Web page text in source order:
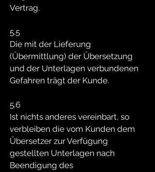
Vertrag.
5.5
Die mit der Lieferung
(Übermittlung) der Übersetzung
und der Unterlagen verbundenen
Gefahren trägt der Kunde.
5.6
Ist nichts anderes vereinbart, so
verbleiben die vom Kunden dem
Übersetzer zur Verfügung
gestellten Unterlagen nach
Beendigung des